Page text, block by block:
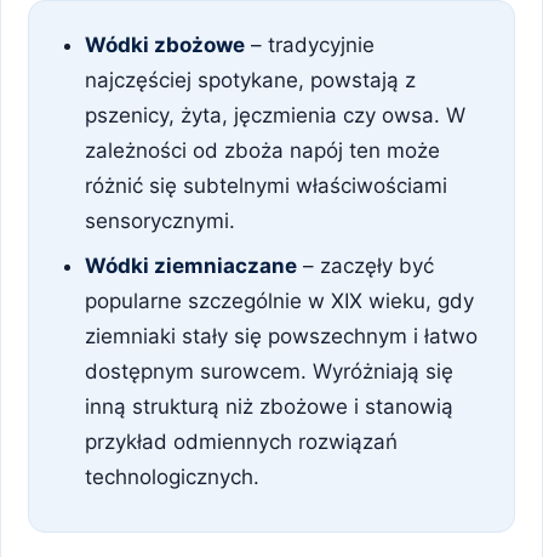
Wódki zbożowe – tradycyjnie
najczęściej spotykane, powstają z
pszenicy, żyta, jęczmienia czy owsa. W
zależności od zboża napój ten może
różnić się subtelnymi właściwościami
sensorycznymi.
Wódki ziemniaczane – zaczęły być
popularne szczególnie w XIX wieku, gdy
ziemniaki stały się powszechnym i łatwo
dostępnym surowcem. Wyróżniają się
inną strukturą niż zbożowe i stanowią
przykład odmiennych rozwiązań
technologicznych.